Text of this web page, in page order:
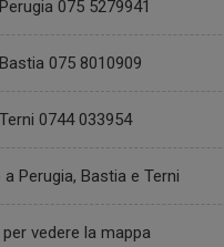
075 5279941
075 8010909
0744 033954
Perugia, Bastia e Terni
vedere la mappa